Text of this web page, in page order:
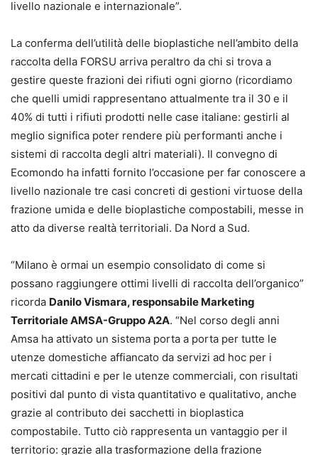
livello nazionale e internazionale”.
La conferma dell’utilità delle bioplastiche nell’ambito della
raccolta della FORSU arriva peraltro da chi si trova a
gestire queste frazioni dei rifiuti ogni giorno (ricordiamo
che quelli umidi rappresentano attualmente tra il 30 e il
40% di tutti i rifiuti prodotti nelle case italiane: gestirli al
meglio significa poter rendere più performanti anche i
sistemi di raccolta degli altri materiali). Il convegno di
Ecomondo ha infatti fornito l’occasione per far conoscere a
livello nazionale tre casi concreti di gestioni virtuose della
frazione umida e delle bioplastiche compostabili, messe in
atto da diverse realtà territoriali. Da Nord a Sud.
“Milano è ormai un esempio consolidato di come si
possano raggiungere ottimi livelli di raccolta dell’organico”
ricorda Danilo Vismara, responsabile Marketing
Territoriale AMSA-Gruppo A2A. “Nel corso degli anni
Amsa ha attivato un sistema porta a porta per tutte le
utenze domestiche affiancato da servizi ad hoc per i
mercati cittadini e per le utenze commerciali, con risultati
positivi dal punto di vista quantitativo e qualitativo, anche
grazie al contributo dei sacchetti in bioplastica
compostabile. Tutto ciò rappresenta un vantaggio per il
territorio: grazie alla trasformazione della frazione